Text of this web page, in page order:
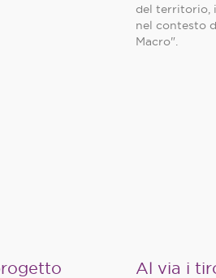
del territorio,
nel contesto
Macro".
Al via i